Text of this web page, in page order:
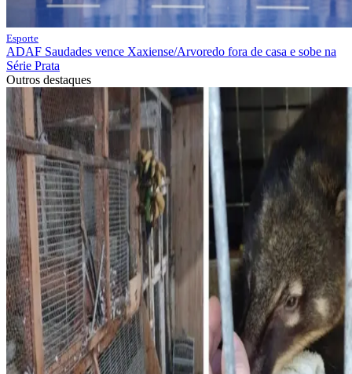
Esporte
ADAF Saudades vence Xaxiense/Arvoredo fora de casa e sobe na
Série Prata
Outros destaques